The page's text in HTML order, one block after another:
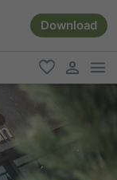
Download
favorit
user link